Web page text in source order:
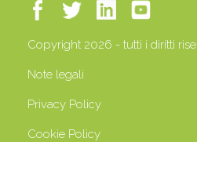
Copyright 2026 - tutti i diritti
Note legali
Privacy Policy
Cookie Policy